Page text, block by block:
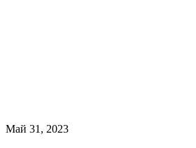
Май 31, 2023